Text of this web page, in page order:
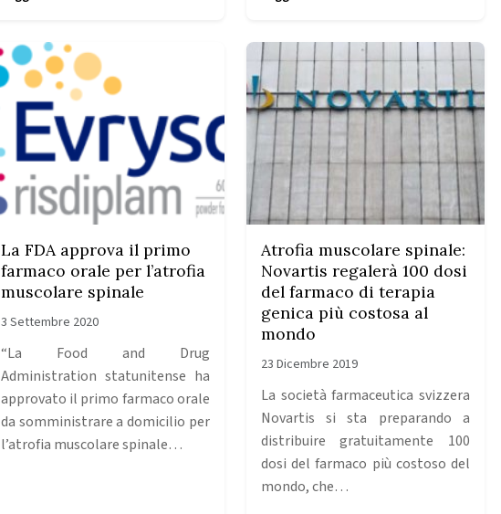
La FDA approva il primo
farmaco orale per l’atrofia
muscolare spinale
3 Settembre 2020
“La Food and Drug
Administration statunitense ha
approvato il primo farmaco orale
da somministrare a domicilio per
l’atrofia muscolare spinale…
Atrofia muscolare spinale:
Novartis regalerà 100 dosi
del farmaco di terapia
genica più costosa al
mondo
23 Dicembre 2019
La società farmaceutica svizzera
Novartis si sta preparando a
distribuire gratuitamente 100
dosi del farmaco più costoso del
mondo, che…